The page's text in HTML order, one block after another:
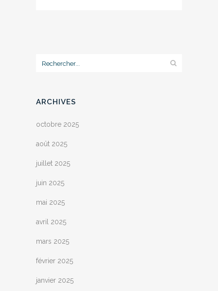
ARCHIVES
octobre 2025
août 2025
juillet 2025
juin 2025
mai 2025
avril 2025
mars 2025
février 2025
janvier 2025